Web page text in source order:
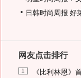
日韩时尚周报 好
网友点击排行
1 《比利林恩》